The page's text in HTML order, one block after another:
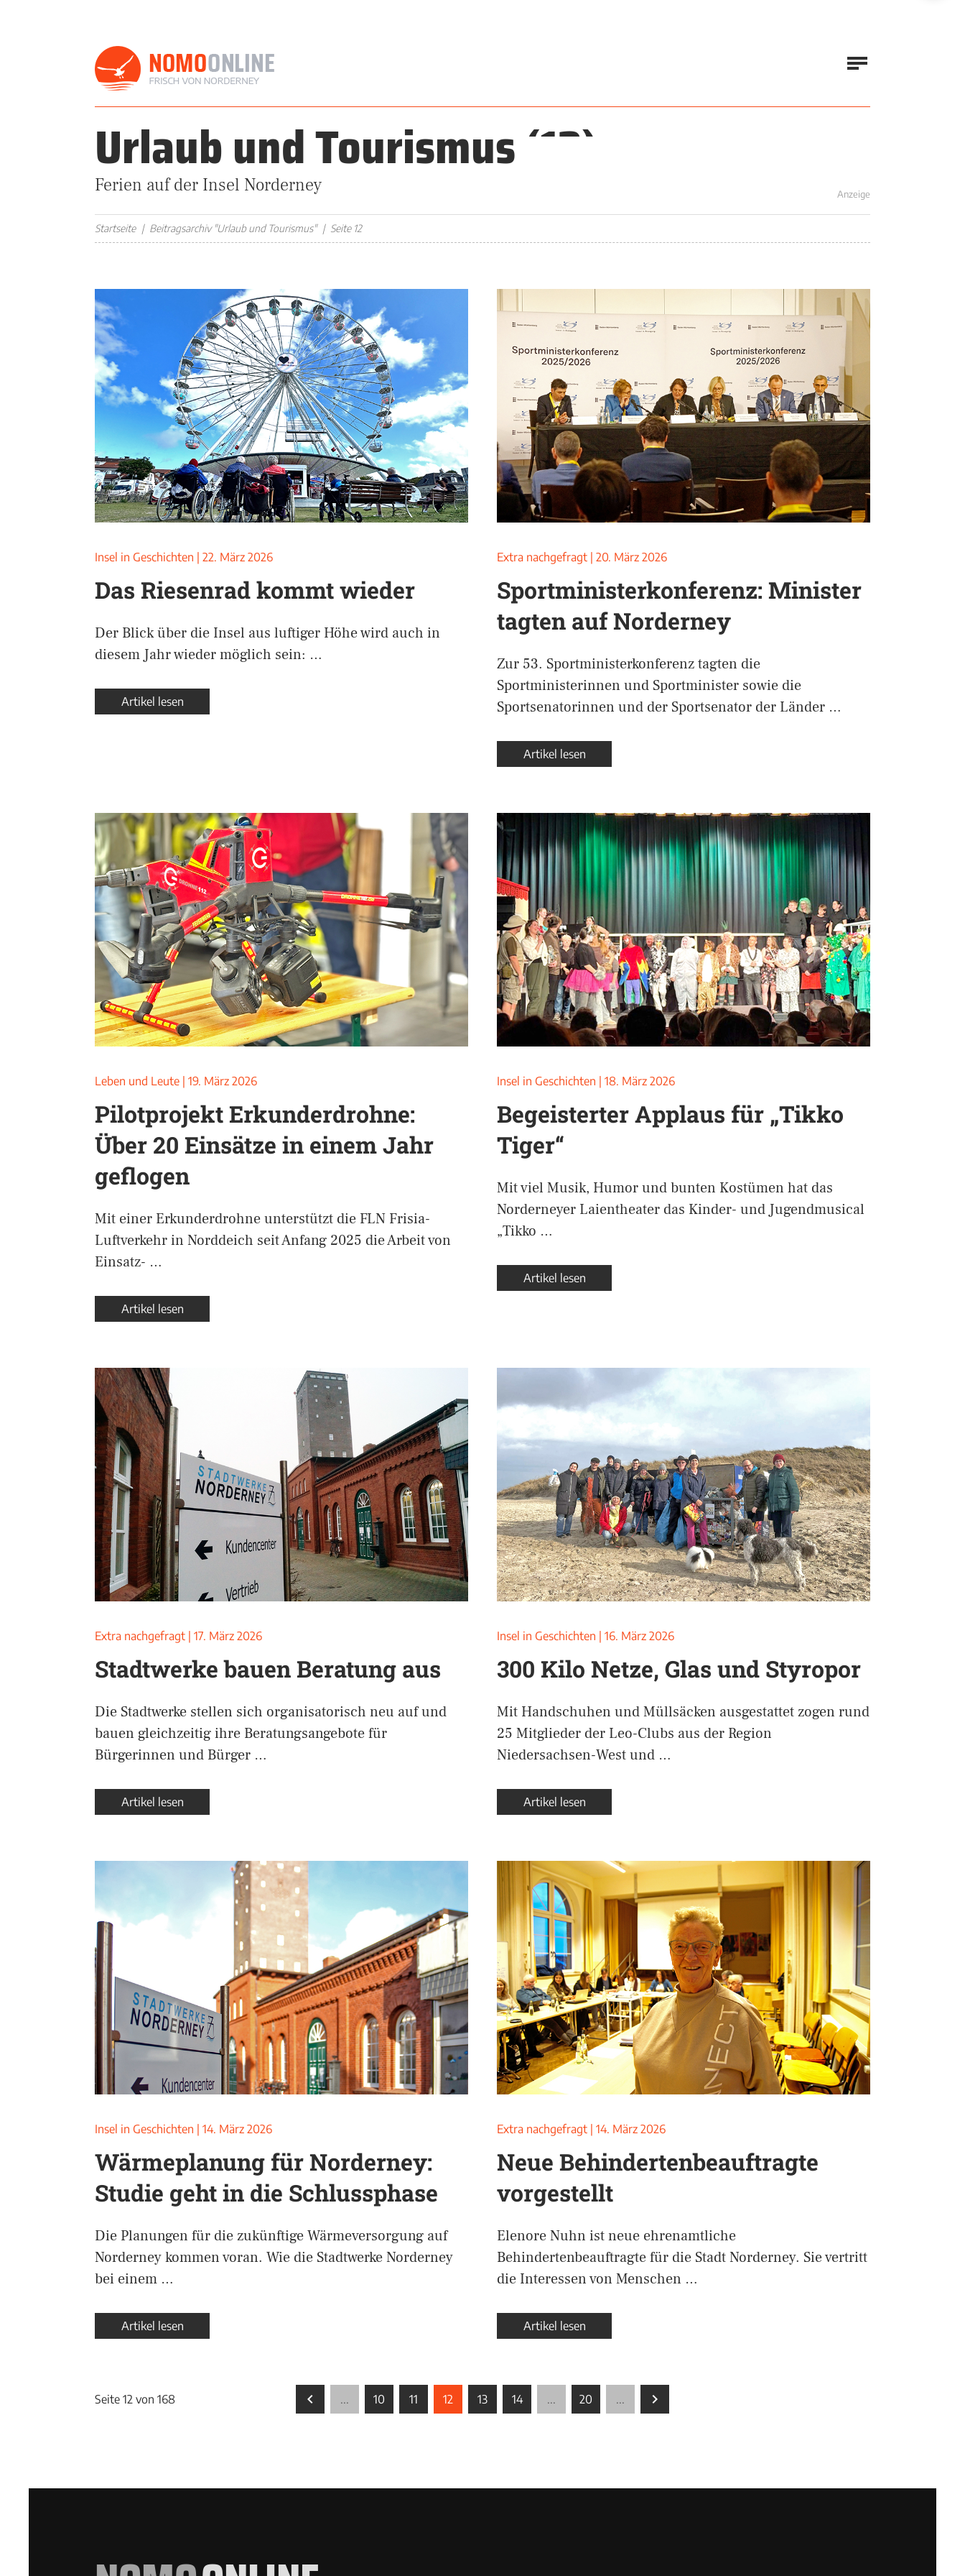
Urlaub und Tourismus(12)
Ferien auf der Insel Norderney
Startseite Beitragsarchiv "Urlaub und Tourismus" Seite 12
Insel in Geschichten 22. März 2026
Das Riesenrad kommt wieder
Der Blick über die Insel aus luftiger Höhe wird auch in
diesem Jahr wieder möglich sein: …
Artikel lesen
Extra nachgefragt 20. März 2026
Sportministerkonferenz: Minister
tagten auf Norderney
Zur 53. Sportministerkonferenz tagten die
Sportministerinnen und Sportminister sowie die
Sportsenatorinnen und der Sportsenator der Länder …
Artikel lesen
Leben und Leute 19. März 2026
Pilotprojekt Erkunderdrohne:
Über 20 Einsätze in einem Jahr
geflogen
Mit einer Erkunderdrohne unterstützt die FLN Frisia-
Luftverkehr in Norddeich seit Anfang 2025 die Arbeit von
Einsatz- …
Artikel lesen
Insel in Geschichten 18. März 2026
Begeisterter Applaus für „Tikko
Tiger“
Mit viel Musik, Humor und bunten Kostümen hat das
Norderneyer Laientheater das Kinder- und Jugendmusical
„Tikko …
Artikel lesen
Anzeige
Extra nachgefragt 17. März 2026
Stadtwerke bauen Beratung aus
Die Stadtwerke stellen sich organisatorisch neu auf und
bauen gleichzeitig ihre Beratungsangebote für
Bürgerinnen und Bürger …
Artikel lesen
Insel in Geschichten 16. März 2026
300 Kilo Netze, Glas und Styropor
Mit Handschuhen und Müllsäcken ausgestattet zogen rund
25 Mitglieder der Leo-Clubs aus der Region
Niedersachsen-West und …
Artikel lesen
Insel in Geschichten 14. März 2026
Wärmeplanung für Norderney:
Studie geht in die Schlussphase
Die Planungen für die zukünftige Wärmeversorgung auf
Norderney kommen voran. Wie die Stadtwerke Norderney
bei einem …
Artikel lesen
Extra nachgefragt 14. März 2026
Neue Behindertenbeauftragte
vorgestellt
Elenore Nuhn ist neue ehrenamtliche
Behindertenbeauftragte für die Stadt Norderney. Sie vertritt
die Interessen von Menschen …
Artikel lesen
Seite 12 von 168 ... 10 11 12 13 14 ... 20 ...